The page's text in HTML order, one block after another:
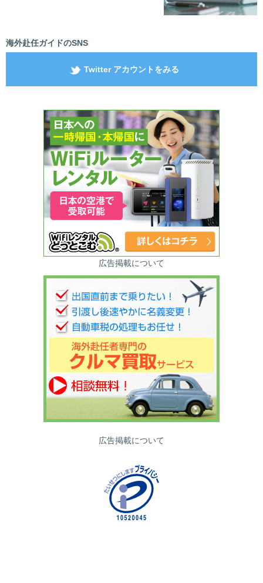
海外赴任ガイドのSNS
Twitter アカウントをみる
広告掲載について
広告掲載について